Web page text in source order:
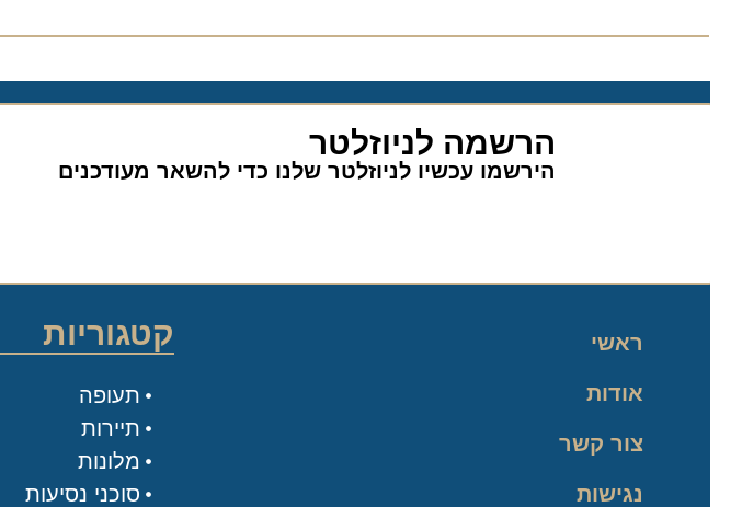
הרשמה לניוזלטר
הירשמו עכשיו לניוזלטר שלנו כדי להשאר מעודכנים
ראשי
אודות
צור קשר
נגישות
קטגוריות
תעופה
תיירות
מלונות
סוכני נסיעות